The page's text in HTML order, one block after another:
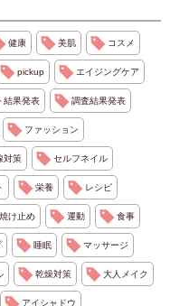
健康 美肌 コスメ
pickup エイジングケア
結果発表 調査結果発表
ファッション
対策 セルフネイル
栄養 レシピ
け止め 運動 食事
睡眠 マッサージ
乾燥対策 大人メイク
アイシャドウ